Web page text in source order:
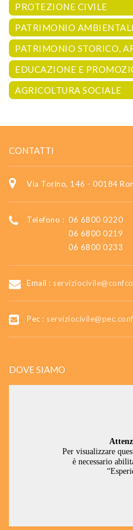
PROTEZIONE CIVILE
PATRIMONIO
PATRIMONIO STORICO,
EDUCAZIONE E
AGRICOLTURA SOCIALE
CONTATTI
Via Torino, 146 - 00184
Telefono : 06 6800 0220
06 6800 0219
06 6800 0233
Email :
Pec :
DOVE SIAMO